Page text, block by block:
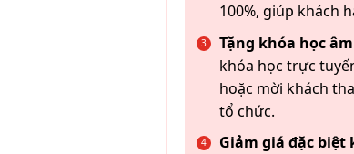
100%, giúp khách
Tặng khóa học
khóa học trực
hoặc mời khách
tổ chức.
Giảm giá đặc biệt